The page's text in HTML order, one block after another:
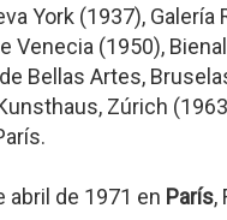
York (1937), Galería
Venecia (1950),
Bellas Artes,
Zúrich
abril de 1971 en París,